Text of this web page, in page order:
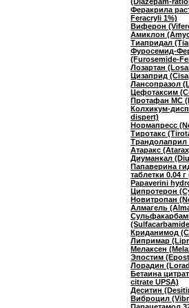
Феракрила
Feracryli 1%)
Виферон
Амиклон
Тиапридал
Фуросемид-
(Furosemide-
Лозартан
Цизаприд
Лансопразол
Цефотаксим
Протафан МС
Колхикум-
dispert)
Нормапресс
Тиротакс
Трандолаприл
Атаракс
Диуманкал
Папаверина
таблетки 0,04
Papaverini
Ципротерон
Новитропан
Алмагель
Криданимод
Липримар
Мелаксен
Эпостим
Лорадин
Бетаина
citrate UPSA)
Деситин
Виброцил